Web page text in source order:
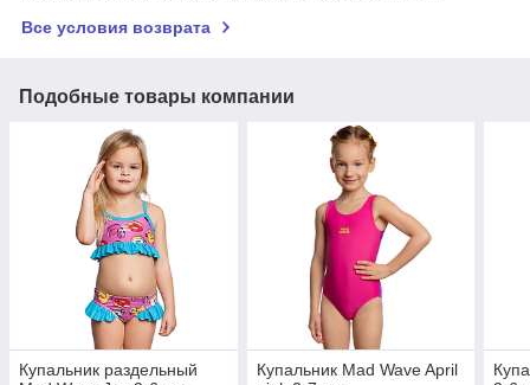
Все условия возврата
Подобные товары компании
Купальник раздельный
Купальник Mad Wave April